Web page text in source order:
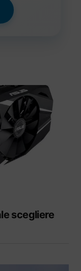
scegliere